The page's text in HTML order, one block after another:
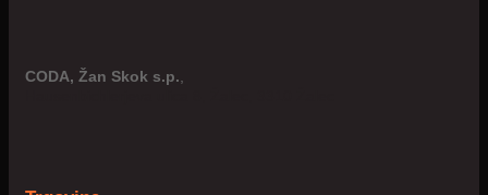
CODA, Žan Skok s.p.,